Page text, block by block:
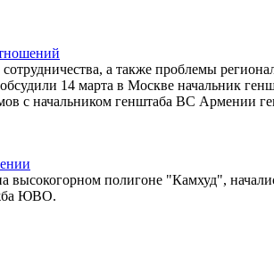
а также проблемы
14 марта в Москве начальник
с начальником генштаба ВС Армении
полигоне "Камхуд",
ЮВО.